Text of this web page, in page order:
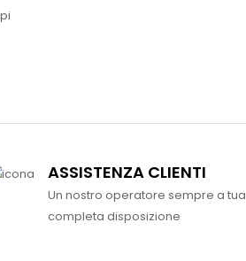
ASSISTENZA CLIENTI
Un nostro operatore sempre a tua
completa disposizione